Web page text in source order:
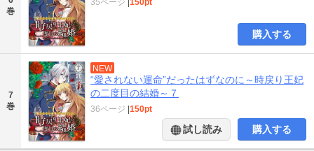
巻
35ページ 150pt
購入する
7
巻
NEW
“愛されない運命”だったはずなのに～時戻り王妃
の二度目の結婚～７
36ページ 150pt
試し読み 購入する